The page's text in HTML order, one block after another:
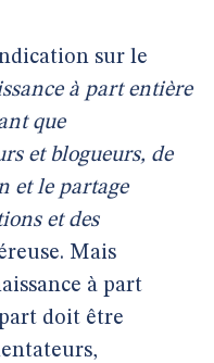
sur le
à part entière
que
et blogueurs, de
et le partage
et des
Mais
à part
doit être